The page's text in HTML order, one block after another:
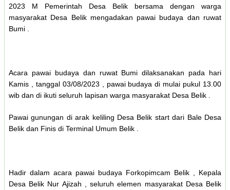
2023 M Pemerintah Desa Belik bersama dengan warga
masyarakat Desa Belik mengadakan pawai budaya dan ruwat
Bumi .
Acara pawai budaya dan ruwat Bumi dilaksanakan pada hari
Kamis , tanggal 03/08/2023 , pawai budaya di mulai pukul 13.00
wib dan di ikuti seluruh lapisan warga masyarakat Desa Belik .
Pawai gunungan di arak keliling Desa Belik start dari Bale Desa
Belik dan Finis di Terminal Umum Belik .
Hadir dalam acara pawai budaya Forkopimcam Belik , Kepala
Desa Belik Nur Ajizah , seluruh elemen masyarakat Desa Belik